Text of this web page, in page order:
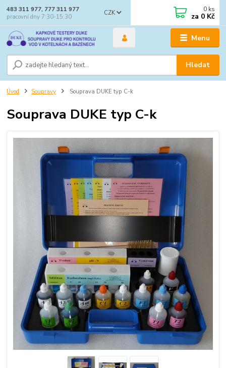
Menu
CZK
Hledat
483 311 977, 777 311 977
pracovní dny 7:30-15:30
0 ks
za 0 Kč
Úvod Soupravy Souprava DUKE typ C-k
Souprava DUKE typ C-k